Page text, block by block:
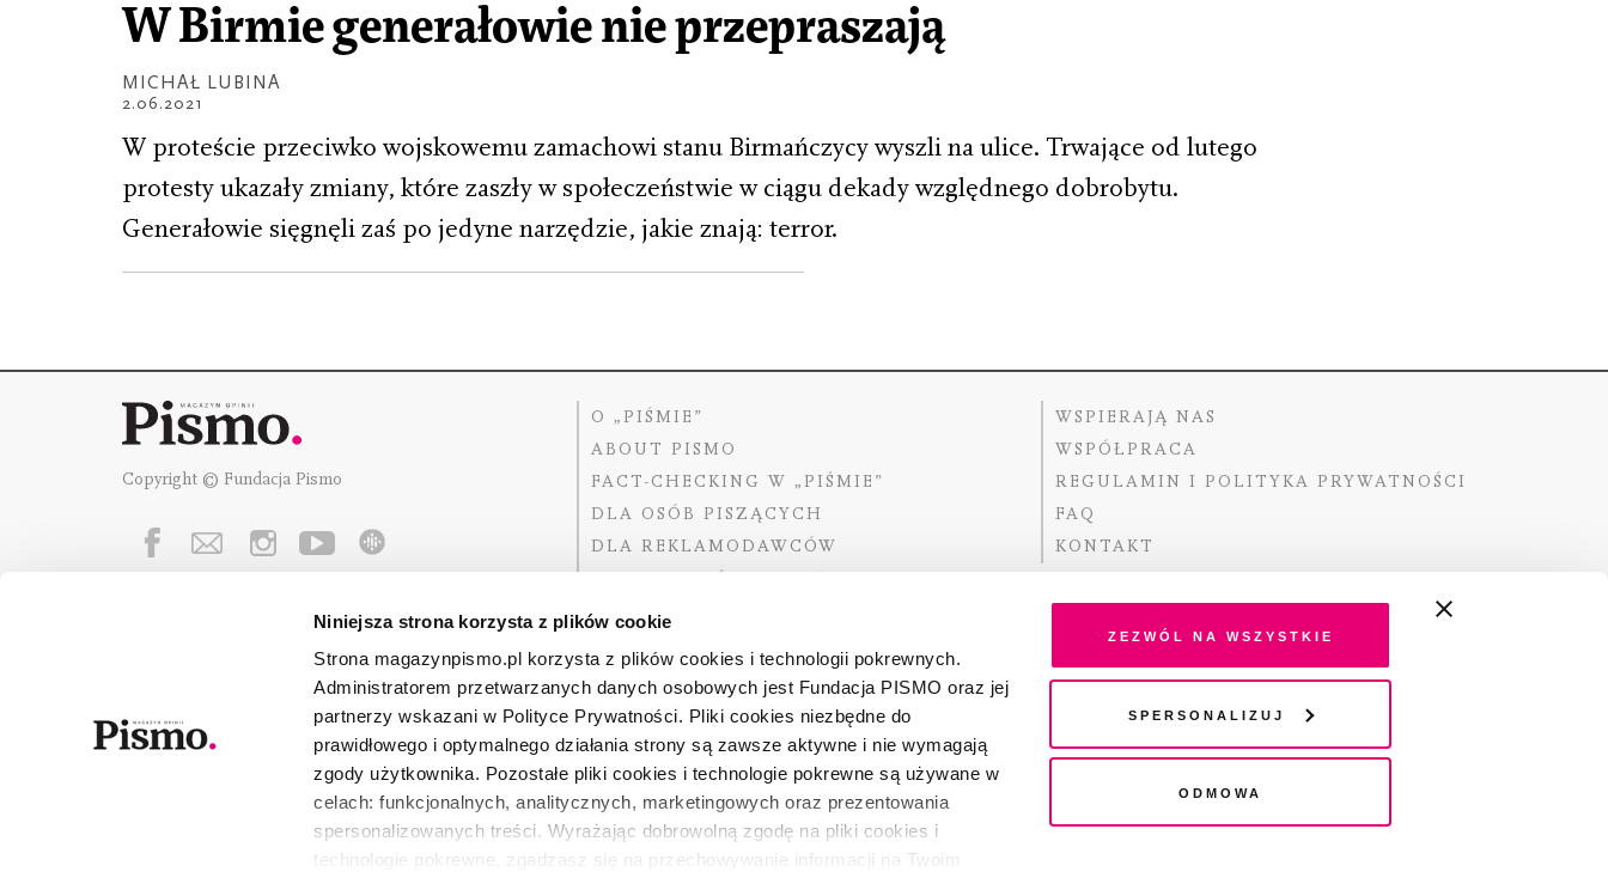
Niniejsza strona korzysta z plików cookie
Strona magazynpismo.pl korzysta z plików cookies i technologii pokrewnych.
Administratorem przetwarzanych danych osobowych jest Fundacja PISMO oraz jej
partnerzy wskazani w Polityce Prywatności. Pliki cookies niezbędne do
prawidłowego i optymalnego działania strony są zawsze aktywne i nie wymagają
zgody użytkownika. Pozostałe pliki cookies i technologie pokrewne są używane w
celach: funkcjonalnych, analitycznych, marketingowych oraz prezentowania
spersonalizowanych treści. Wyrażając dobrowolną zgodę na pliki cookies i
technologie pokrewne, zgadzasz się na przechowywanie informacji na Twoim
Zezwól na wszystkie
Spersonalizuj
Odmowa
W Birmie generałowie nie przepraszają
MICHAŁ LUBINA
2.06.2021
W proteście przeciwko wojskowemu zamachowi stanu Birmańczycy wyszli na ulice. Trwające od lutego
protesty ukazały zmiany, które zaszły w społeczeństwie w ciągu dekady względnego dobrobytu.
Generałowie sięgnęli zaś po jedyne narzędzie, jakie znają: terror.
Copyright © Fundacja Pismo
O „PIŚMIE”
ABOUT PISMO
FACT-CHECKING W „PIŚMIE”
DLA OSÓB PISZĄCYCH
DLA REKLAMODAWCÓW
WSPIERAJĄ NAS
WSPÓŁPRACA
REGULAMIN I POLITYKA PRYWATNOŚCI
FAQ
KONTAKT
Fundację Pismowspierają:
Dofinansowano ze środków Ministra Kultury i Dziedzictwa
Narodowego pochodzących z Funduszu Promocji Kultury –